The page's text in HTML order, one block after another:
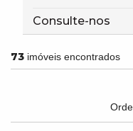
Consulte-nos
73 imóveis encontrados